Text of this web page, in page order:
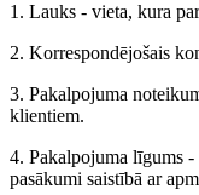
1. Lauks - vieta, kura
2. Korrespondējošais
3. Pakalpojuma
klientiem.
4. Pakalpojuma līgums
pasākumi saistībā ar